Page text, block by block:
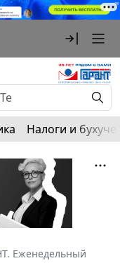
Налоги и
Еженедельный